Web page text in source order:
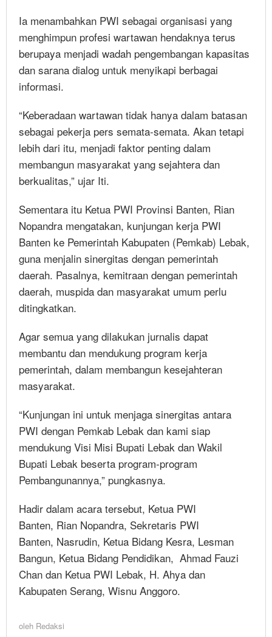
Ia menambahkan PWI sebagai organisasi yang
menghimpun profesi wartawan hendaknya terus
berupaya menjadi wadah pengembangan kapasitas
dan sarana dialog untuk menyikapi berbagai
informasi.
“Keberadaan wartawan tidak hanya dalam batasan
sebagai pekerja pers semata-semata. Akan tetapi
lebih dari itu, menjadi faktor penting dalam
membangun masyarakat yang sejahtera dan
berkualitas,” ujar Iti.
Sementara itu Ketua PWI Provinsi Banten, Rian
Nopandra mengatakan, kunjungan kerja PWI
Banten ke Pemerintah Kabupaten (Pemkab) Lebak,
guna menjalin sinergitas dengan pemerintah
daerah. Pasalnya, kemitraan dengan pemerintah
daerah, muspida dan masyarakat umum perlu
ditingkatkan.
Agar semua yang dilakukan jurnalis dapat
membantu dan mendukung program kerja
pemerintah, dalam membangun kesejahteran
masyarakat.
“Kunjungan ini untuk menjaga sinergitas antara
PWI dengan Pemkab Lebak dan kami siap
mendukung Visi Misi Bupati Lebak dan Wakil
Bupati Lebak beserta program-program
Pembangunannya,” pungkasnya.
Hadir dalam acara tersebut, Ketua PWI
Banten, Rian Nopandra, Sekretaris PWI
Banten, Nasrudin, Ketua Bidang Kesra, Lesman
Bangun, Ketua Bidang Pendidikan, Ahmad Fauzi
Chan dan Ketua PWI Lebak, H. Ahya dan
Kabupaten Serang, Wisnu Anggoro.
oleh Redaksi